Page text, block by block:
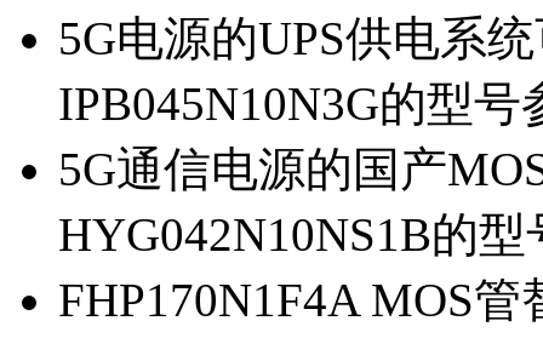
5G电源的UPS供电系
IPB045N10N3G的型号
5G通信电源的国产
HYG042N10NS1B的
FHP170N1F4A MOS